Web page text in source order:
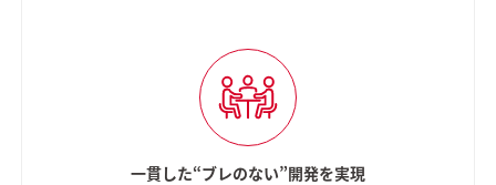
一貫した“ブレのない”開発を実現